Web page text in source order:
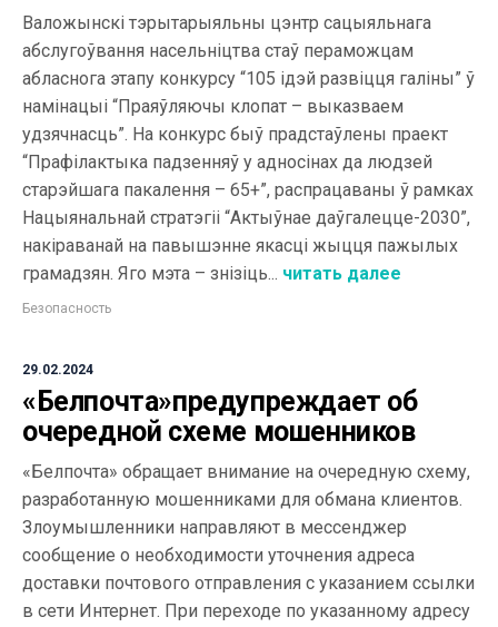
Валожынскі тэрытарыяльны цэнтр сацыяльнага
абслугоўвання насельніцтва стаў пераможцам
абласнога этапу конкурсу “105 ідэй развіцця галіны” ў
намінацыі “Праяўляючы клопат – выказваем
удзячнасць”. На конкурс быў прадстаўлены праект
“Прафілактыка падзенняў у адносінах да людзей
старэйшага пакалення – 65+”, распрацаваны ў рамках
Нацыянальнай стратэгіі “Актыўнае даўгалецце-2030”,
накіраванай на павышэнне якасці жыцця пажылых
грамадзян. Яго мэта – знізіць... читать далее
Безопасность
29.02.2024
«Белпочта»предупреждает об
очередной схеме мошенников
«Белпочта» обращает внимание на очередную схему,
разработанную мошенниками для обмана клиентов.
Злоумышленники направляют в мессенджер
сообщение о необходимости уточнения адреса
доставки почтового отправления с указанием ссылки
в сети Интернет. При переходе по указанному адресу